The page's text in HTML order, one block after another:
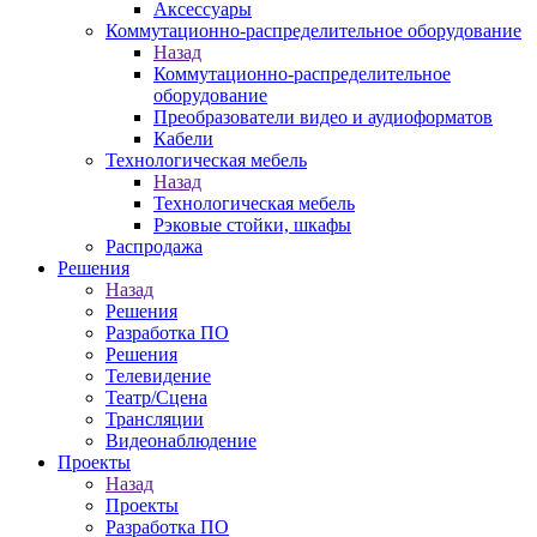
Аксессуары
Коммутационно-распределительное оборудование
Назад
Коммутационно-распределительное
оборудование
Преобразователи видео и аудиоформатов
Кабели
Технологическая мебель
Назад
Технологическая мебель
Рэковые стойки, шкафы
Распродажа
Решения
Назад
Решения
Разработка ПО
Решения
Телевидение
Театр/Сцена
Трансляции
Видеонаблюдение
Проекты
Назад
Проекты
Разработка ПО